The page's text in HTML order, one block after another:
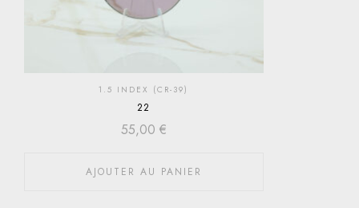
1.5 INDEX (CR-39)
22
55,00 €
AJOUTER AU PANIER